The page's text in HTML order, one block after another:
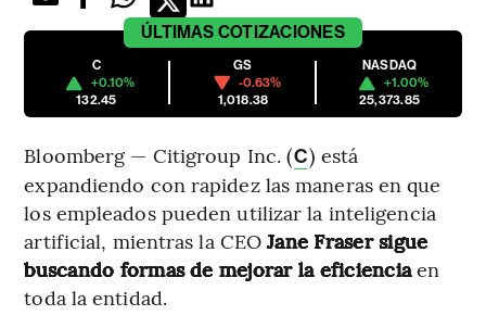
ÚLTIMAS COTIZACIONES
C
+0.10%
132.45
GS
-0.63%
1,018.38
NASDAQ
+1.00%
25,373.85
Bloomberg — Citigroup Inc. (C) está
expandiendo con rapidez las maneras en que
los empleados pueden utilizar la inteligencia
artificial, mientras la CEOJane Fraser sigue
buscando formas de mejorar la eficienciaen
toda la entidad.